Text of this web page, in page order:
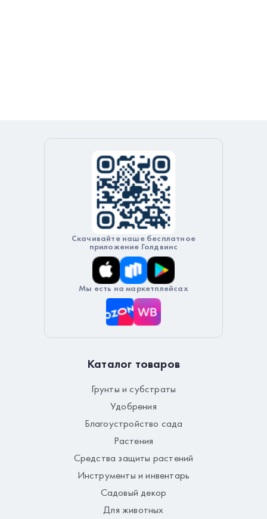
Скачивайте наше бесплатное
приложение Голдвинс
Мы есть на маркетплейсах
Каталог товаров
Грунты и субстраты
Удобрения
Благоустройство сада
Растения
Средства защиты растений
Инструменты и инвентарь
Садовый декор
Для животных